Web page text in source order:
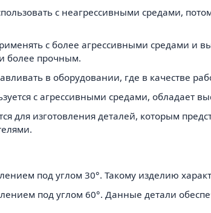
с неагрессивными средами,
с более агрессивными средами и
более прочным.
в оборудовании, где в качестве
с агрессивными средами, обладает
для изготовления деталей, которым
под углом 30°. Такому изделию
под углом 60°. Данные детали